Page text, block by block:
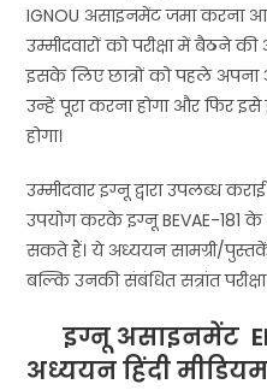
IGNOU असाइनमेंट जमा करना
उम्मीदवारों को परीक्षा में बैठने
इसके लिए छात्रों को पहले अपना
उन्हें पूरा करना होगा और फिर
होगा।
उम्मीदवार इग्नू द्वारा उपलब्ध
उपयोग करके इग्नू BEVAE-181
सकते हैं। ये अध्ययन सामग्री/
बल्कि उनकी संबंधित सत्रांत
इग्नू असाइनमेंट
अध्ययनहिंदी